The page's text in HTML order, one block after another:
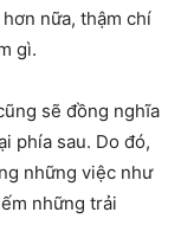
nữa, thậm chí
gì.
sẽ đồng nghĩa
phía sau. Do đó,
những việc như
những trải